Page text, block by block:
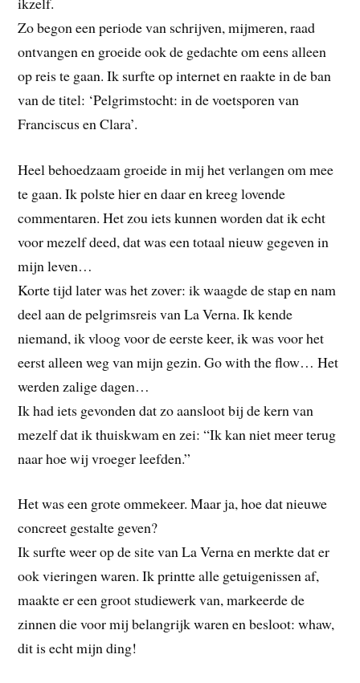
Zo begon een periode van schrijven, mijmeren, raad
ontvangen en groeide ook de gedachte om eens alleen
op reis te gaan. Ik surfte op internet en raakte in de ban
van de titel: ‘Pelgrimstocht: in de voetsporen van
Franciscus en Clara’.
Heel behoedzaam groeide in mij het verlangen om mee
te gaan. Ik polste hier en daar en kreeg lovende
commentaren. Het zou iets kunnen worden dat ik echt
voor mezelf deed, dat was een totaal nieuw gegeven in
mijn leven…
Korte tijd later was het zover: ik waagde de stap en nam
deel aan de pelgrimsreis van La Verna. Ik kende
niemand, ik vloog voor de eerste keer, ik was voor het
eerst alleen weg van mijn gezin. Go with the flow… Het
werden zalige dagen…
Ik had iets gevonden dat zo aansloot bij de kern van
mezelf dat ik thuiskwam en zei: “Ik kan niet meer terug
naar hoe wij vroeger leefden.”
Het was een grote ommekeer. Maar ja, hoe dat nieuwe
concreet gestalte geven?
Ik surfte weer op de site van La Verna en merkte dat er
ook vieringen waren. Ik printte alle getuigenissen af,
maakte er een groot studiewerk van, markeerde de
zinnen die voor mij belangrijk waren en besloot: whaw,
dit is echt mijn ding!